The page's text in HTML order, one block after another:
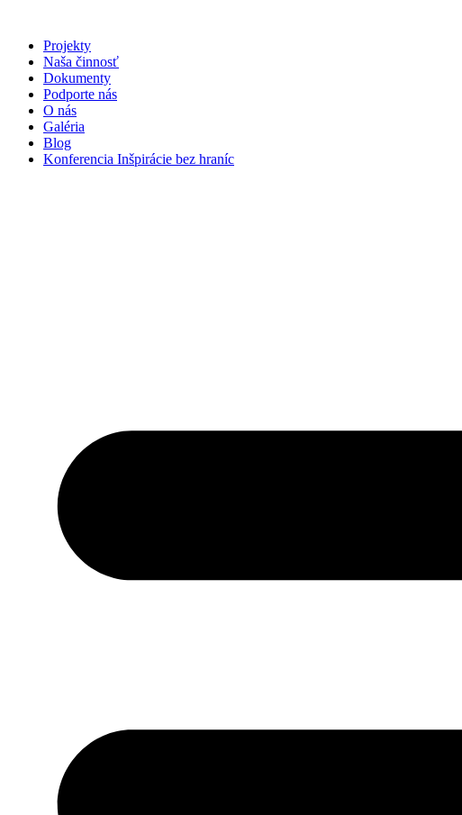
obsah
Projekty
Naša činnosť
Dokumenty
Podporte nás
O nás
Galéria
Blog
Konferencia Inšpirácie bez hraníc